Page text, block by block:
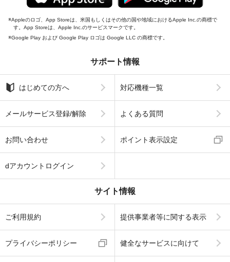
Appleのロゴ、App Storeは、米国もしくはその他の国や地域におけるApple Inc.の商標で
す。App Storeは、Apple Inc.のサービスマークです。
Google Play および Google Play ロゴは Google LLC の商標です。
サポート情報
はじめての方へ 対応機種一覧
メールサービス登録/解除 よくある質問
お問い合わせ ポイント表示設定
dアカウントログイン
サイト情報
ご利用規約 提供事業者等に関する表示
プライバシーポリシー 健全なサービスに向けて